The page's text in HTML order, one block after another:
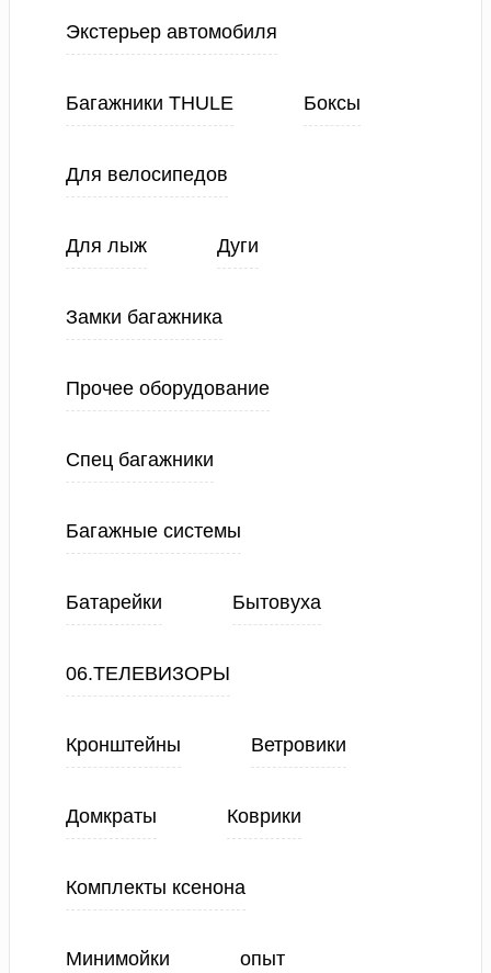
Экстерьер автомобиля
Багажники THULE Боксы
Для велосипедов
Для лыж Дуги
Замки багажника
Прочее оборудование
Спец багажники
Багажные системы
Батарейки Бытовуха
06.ТЕЛЕВИЗОРЫ
Кронштейны Ветровики
Домкраты Коврики
Комплекты ксенона
Минимойки опыт